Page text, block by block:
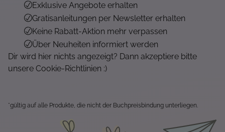
Exklusive Angebote erhalten
Gratisanleitungen per Newsletter erhalten
Keine Rabatt-Aktion mehr verpassen
Über Neuheiten informiert werden
Dir wird hier nichts angezeigt? Dann akzeptiere bitte
unsere Cookie-Richtlinien :)
*gültig auf alle Produkte, die nicht der Buchpreisbindung unterliegen.